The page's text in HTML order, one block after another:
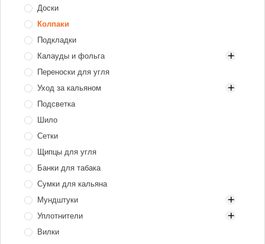
Газовые горелки
Плиты электрические
XKAH Pro
Блюдца
Диффузоры
Коннекторы для шланга
Шарики продувки
Доски
Колпаки
Подкладки
Калауды и фольга
Алюминий
Нержавеющая сталь
Электрические
Переноски для угля
Уход за кальяном
Ёршики для колбы
Ёршики для шахты
Чистящие средства
Щётки для чаши и калауда
Подсветка
Шило
Сетки
Щипцы для угля
Банки для табака
Сумки для кальяна
Мундштуки
Мундштуки для кальяна
Одноразовые мундштуки
Уплотнители
Уплотнители для колб и шахт
Вилки